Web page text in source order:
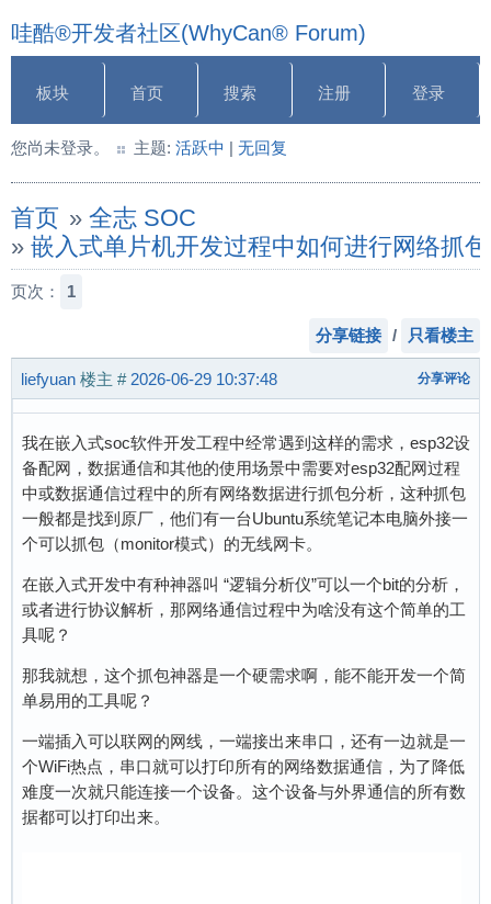
哇酷®开发者社区(WhyCan® Forum)
板块 首页 搜索 注册 登录
您尚未登录。 主题: 活跃中 | 无回复
首页 » 全志 SOC
» 嵌入式单片机开发过程中如何进行网络抓
页次： 1
分享链接 / 只看楼主
liefyuan 楼主 # 2026-06-29 10:37:48 分享评论
我在嵌入式soc软件开发工程中经常遇到这样的需求，esp32设
备配网，数据通信和其他的使用场景中需要对esp32配网过程
中或数据通信过程中的所有网络数据进行抓包分析，这种抓包
一般都是找到原厂，他们有一台Ubuntu系统笔记本电脑外接一
个可以抓包（monitor模式）的无线网卡。
在嵌入式开发中有种神器叫 “逻辑分析仪”可以一个bit的分析，
或者进行协议解析，那网络通信过程中为啥没有这个简单的工
具呢？
那我就想，这个抓包神器是一个硬需求啊，能不能开发一个简
单易用的工具呢？
一端插入可以联网的网线，一端接出来串口，还有一边就是一
个WiFi热点，串口就可以打印所有的网络数据通信，为了降低
难度一次就只能连接一个设备。这个设备与外界通信的所有数
据都可以打印出来。